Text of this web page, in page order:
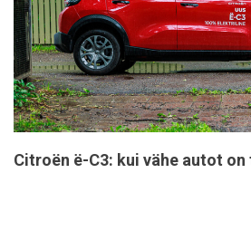
Citroën ë-C3: kui vähe autot